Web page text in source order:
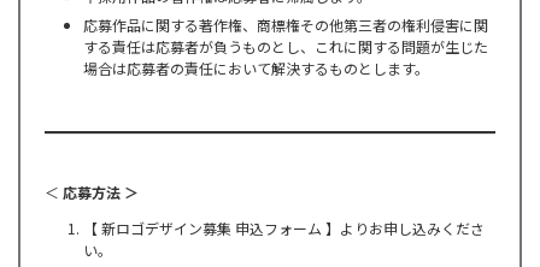
応募作品に関する著作権、商標権その他第三者の権利侵害に関
する責任は応募者が負うものとし、これに関する問題が生じた
場合は応募者の責任において解決するものとします。
＜ 応募方法 ＞
【 新ロゴデザイン募集 申込フォーム 】よりお申し込みくださ
い。